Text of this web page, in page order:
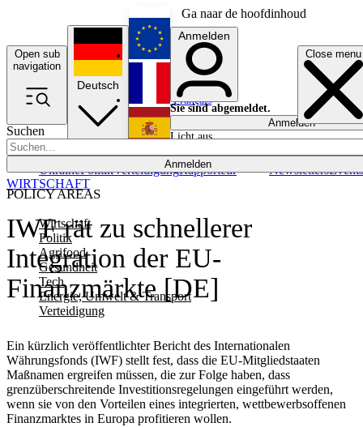
Ga naar de hoofdinhoud
Open sub
navigation
Close menu
Suchen
Anmelden
POLICY AREAS
Wirtschaft
Politik
Agrifood
Gesundheit
Tech
Energie, Umwelt & Transport
Verteidigung
UkrainePolitikVerteidigungRapporteur NewslettersEvents
Deutsch
English
Français
Anmelden
Sie sind abgemeldet.
Anmelden
Licht aus
IWF rät zu schnellerer
Integration der EU-
Finanzmärkte [DE]
Ein kürzlich veröffentlichter Bericht des Internationalen
Währungsfonds (IWF) stellt fest, dass die EU-Mitgliedstaaten
Maßnamen ergreifen müssen, die zur Folge haben, dass
grenzüberschreitende Investitionsregelungen eingeführt werden,
wenn sie von den Vorteilen eines integrierten, wettbewerbsoffenen
Finanzmarktes in Europa profitieren wollen.
WIRTSCHAFT